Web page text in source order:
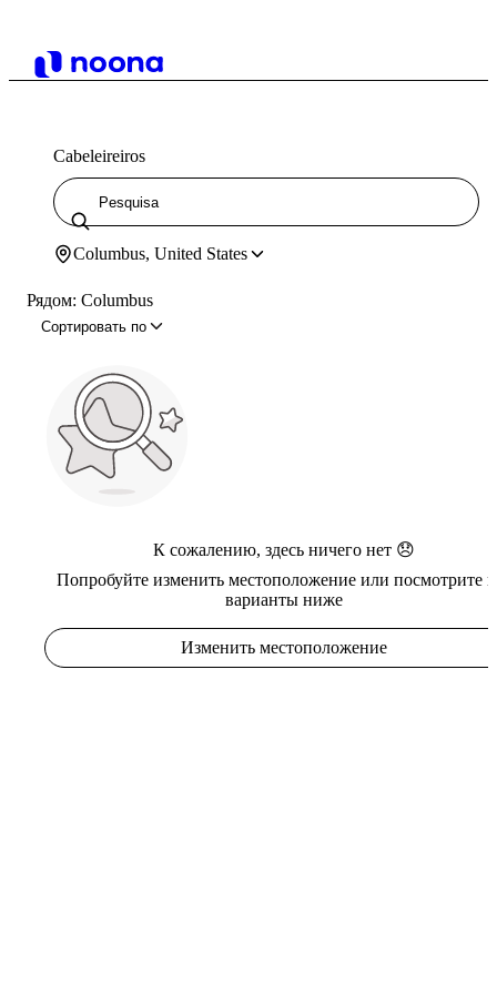
Cabeleireiros
Columbus, United States
Рядом: Columbus
Сортировать по
К сожалению, здесь ничего нет 😞
Попробуйте изменить местоположение или посмотрите
варианты ниже
Изменить местоположение